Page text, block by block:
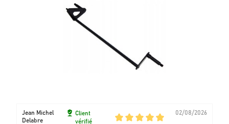
Jean Michel
Delabre
Client
vérifié
02/08/2026